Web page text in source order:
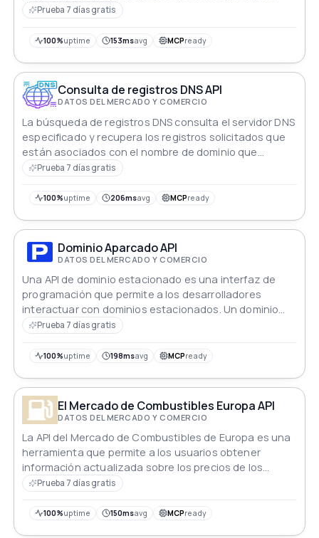
Prueba 7 días gratis
100%uptime 153msavg MCPready
Consulta de registros DNS API
DATOS DEL MERCADO Y COMERCIO
La búsqueda de registros DNS consulta el servidor DNS
especificado y recupera los registros solicitados que
están asociados con el nombre de dominio que
proporcionaste. Estos registros contienen información
Prueba 7 días gratis
100%uptime 206msavg MCPready
Dominio Aparcado API
DATOS DEL MERCADO Y COMERCIO
Una API de dominio estacionado es una interfaz de
programación que permite a los desarrolladores
interactuar con dominios estacionados. Un dominio
estacionado es un nombre de dominio que está
lugar, el dominio se redirige a otro sitio web o se
Prueba 7 días gratis
100%uptime 198msavg MCPready
El Mercado de Combustibles Europa API
DATOS DEL MERCADO Y COMERCIO
La API del Mercado de Combustibles de Europa es una
herramienta que permite a los usuarios obtener
información actualizada sobre los precios de los
combustibles en toda Europa.
Prueba 7 días gratis
100%uptime 150msavg MCPready